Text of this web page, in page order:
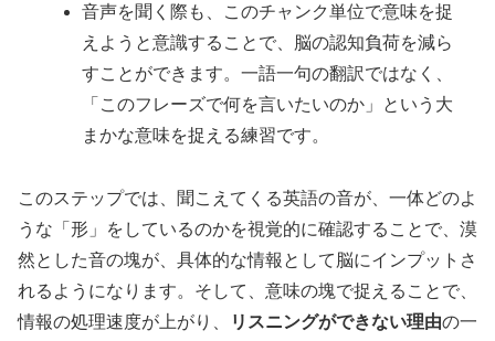
音声を聞く際も、このチャンク単位で意味を捉
えようと意識することで、脳の認知負荷を減ら
すことができます。一語一句の翻訳ではなく、
「このフレーズで何を言いたいのか」という大
まかな意味を捉える練習です。
このステップでは、聞こえてくる英語の音が、一体どのよ
うな「形」をしているのかを視覚的に確認することで、漠
然とした音の塊が、具体的な情報として脳にインプットさ
れるようになります。そして、意味の塊で捉えることで、
情報の処理速度が上がり、
リスニングができない理由の一